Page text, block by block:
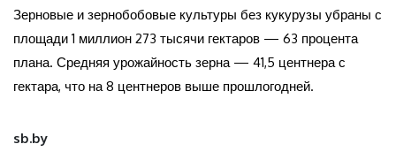
Зерновые и зернобобовые культуры без кукурузы убраны с
площади 1 миллион 273 тысячи гектаров — 63 процента
плана. Средняя урожайность зерна — 41,5 центнера с
гектара, что на 8 центнеров выше прошлогодней.
sb.by